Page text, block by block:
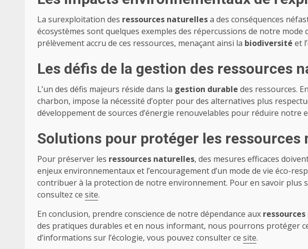
La surexploitation des ressources naturellesa des conséquences
écosystèmes sont quelques exemples des répercussions de notre
prélèvement accru de ces ressources, menaçant ainsi la biodiversité et
Les défis de la gestion des ressources
L’un des défis majeurs réside dans la gestion durable des ressources.
charbon, impose la nécessité d’opter pour des alternatives plus
développement de sources d’énergie renouvelables pour réduire notre
Solutions pour protéger les ressources
Pour préserver les ressources naturelles, des mesures efficaces
enjeux environnementaux et l’encouragement d’un mode de vie éco-
contribuer à la protection de notre environnement. Pour en savoir
consultez ce site.
En conclusion, prendre conscience de notre dépendance aux
des pratiques durables et en nous informant, nous pourrons protéger
d’informations sur l’écologie, vous pouvez consulter ce site.